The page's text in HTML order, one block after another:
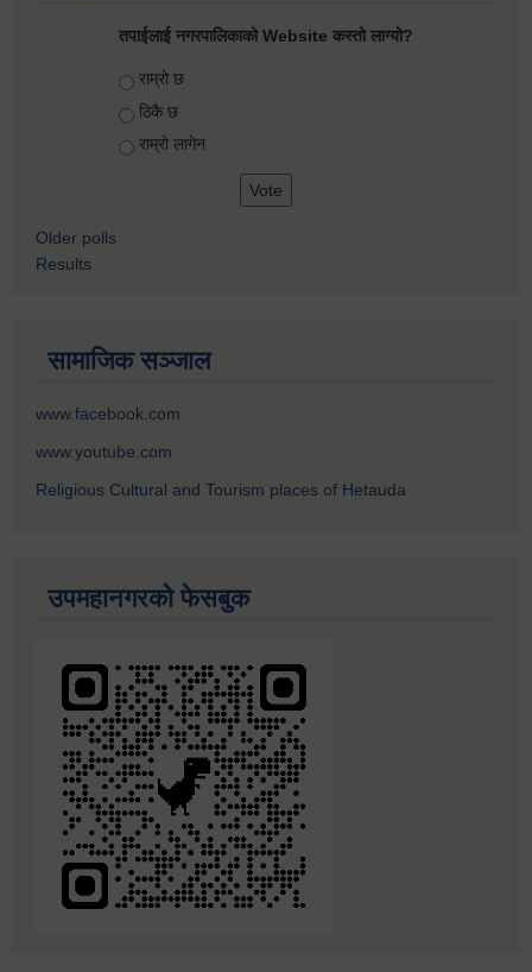
तपाईलाई नगरपालिकाको Website कस्तो लाग्यो?
Choices
राम्रो छ
ठिकै छ
राम्रो लागेन
Older polls
Results
सामाजिक सञ्जाल
www.facebook.com
www.youtube.com
Religious Cultural and Tourism places of Hetauda
उपमहानगरको फेसबुक